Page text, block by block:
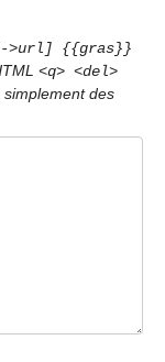
>url] {{gras}}
<q> <del>
des